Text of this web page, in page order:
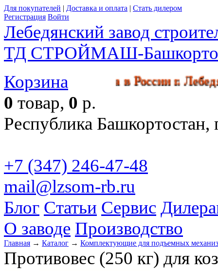
Для покупателей | Доставка и оплата | Стать дилером
Регистрация Войти
Лебедянский завод
ТД СТРОЙМАШ-
производства в России г.
Корзина
0 товар, 0 р.
Республика
+7 (347) 246-47-48
mail@lzsom-rb.ru
Блог Статьи Сервис
О заводе Производство
Главная → Каталог → Комплектующие для подъемных
Противовес (250 кг) для